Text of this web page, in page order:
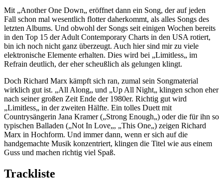
Mit „Another One Down„ eröffnet dann ein Song, der auf jeden
Fall schon mal wesentlich flotter daherkommt, als alles Songs des
letzten Albums. Und obwohl der Songs seit einigen Wochen bereits
in den Top 15 der Adult Contemporary Charts in den USA rotiert,
bin ich noch nicht ganz überzeugt. Auch hier sind mir zu viele
elektronische Elemente erhalten. Dies wird bei „Limitless„ im
Refrain deutlich, der eher scheußlich als gelungen klingt.
Doch Richard Marx kämpft sich ran, zumal sein Songmaterial
wirklich gut ist. „All Along„ und „Up All Night„ klingen schon eher
nach seiner großen Zeit Ende der 1980er. Richtig gut wird
„Limitless„ in der zweiten Hälfte. Ein tolles Duett mit
Countrysängerin Jana Kramer („Strong Enough„) oder die für ihn so
typischen Balladen („Not In Love„, „This One„) zeigen Richard
Marx in Hochform. Und immer dann, wenn er sich auf die
handgemachte Musik konzentriert, klingen die Titel wie aus einem
Guss und machen richtig viel Spaß.
Trackliste